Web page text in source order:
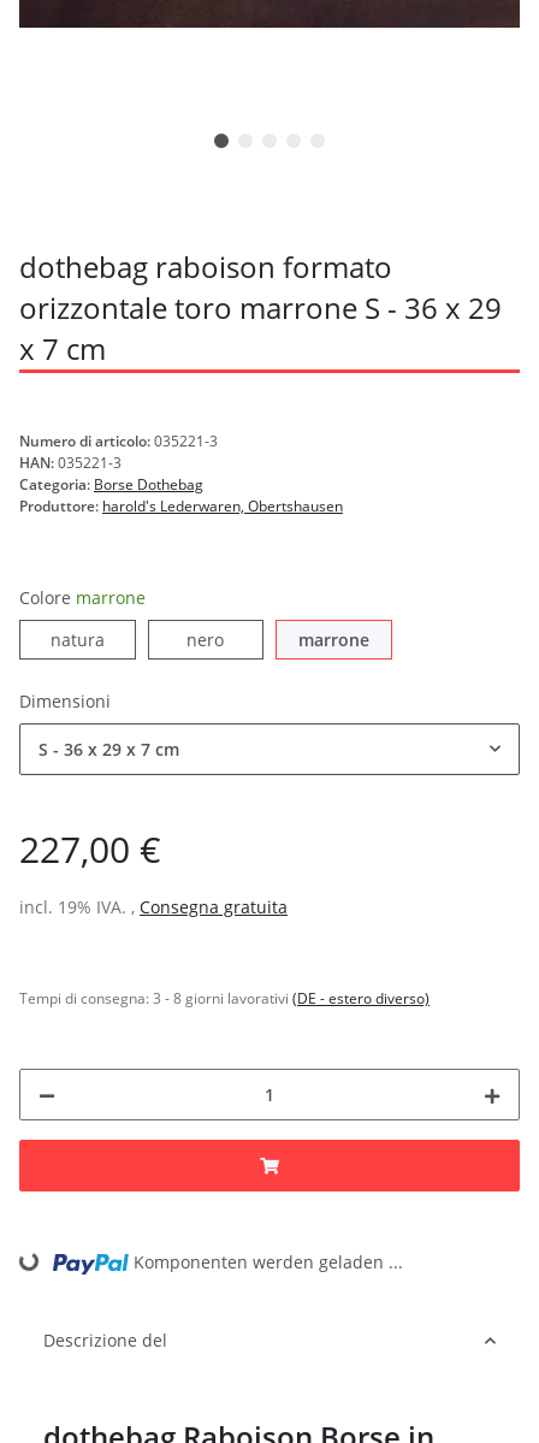
dothebag raboison formato
orizzontale toro marrone S - 36 x 29
x 7 cm
Numero di articolo:035221-3
HAN:035221-3
Categoria: Borse Dothebag
Produttore: harold's Lederwaren, Obertshausen
Colore marrone
naturanatura neronero marronemarrone
Dimensioni
S - 36 x 29 x 7 cm
227,00 €
incl. 19% IVA. , Consegna gratuita
Tempi di consegna:3 - 8 giorni lavorativi (DE - estero diverso)
Loading... Komponenten werden geladen ...
Descrizione del